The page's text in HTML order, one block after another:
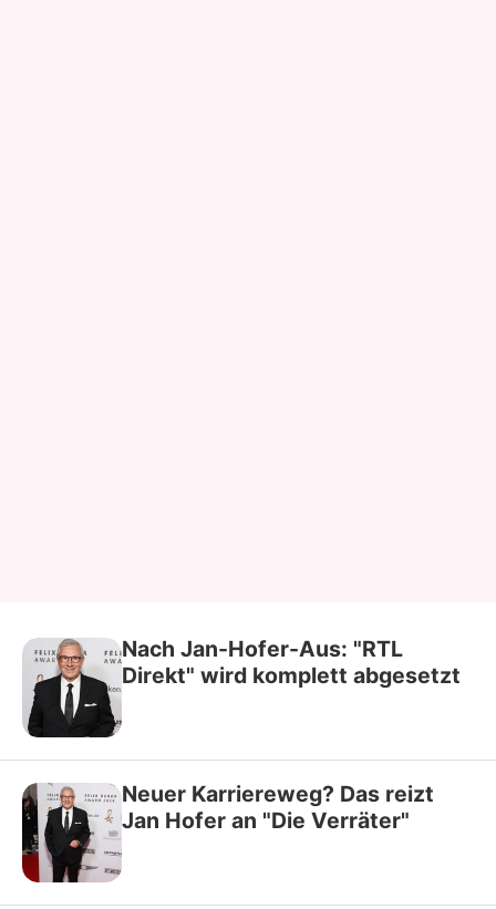
Nach Jan-Hofer-Aus: "RTL
Direkt" wird komplett abgesetzt
Neuer Karriereweg? Das reizt
Jan Hofer an "Die Verräter"